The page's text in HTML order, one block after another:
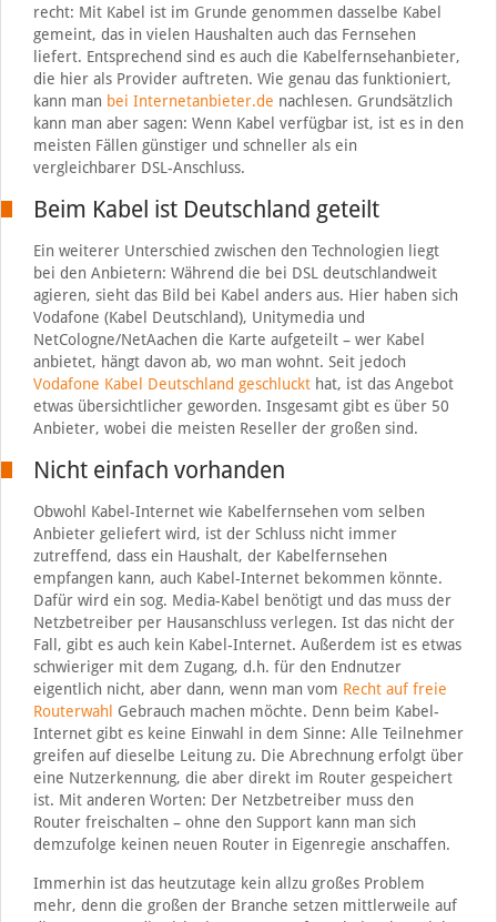
recht: Mit Kabel ist im Grunde genommen dasselbe Kabel
gemeint, das in vielen Haushalten auch das Fernsehen
liefert. Entsprechend sind es auch die Kabelfernsehanbieter,
die hier als Provider auftreten. Wie genau das funktioniert,
kann man bei Internetanbieter.de nachlesen. Grundsätzlich
kann man aber sagen: Wenn Kabel verfügbar ist, ist es in den
meisten Fällen günstiger und schneller als ein
vergleichbarer DSL-Anschluss.
Beim Kabel ist Deutschland geteilt
Ein weiterer Unterschied zwischen den Technologien liegt
bei den Anbietern: Während die bei DSL deutschlandweit
agieren, sieht das Bild bei Kabel anders aus. Hier haben sich
Vodafone (Kabel Deutschland), Unitymedia und
NetCologne/NetAachen die Karte aufgeteilt – wer Kabel
anbietet, hängt davon ab, wo man wohnt. Seit jedoch
Vodafone Kabel Deutschland geschluckthat, ist das Angebot
etwas übersichtlicher geworden. Insgesamt gibt es über 50
Anbieter, wobei die meisten Reseller der großen sind.
Nicht einfach vorhanden
Obwohl Kabel-Internet wie Kabelfernsehen vom selben
Anbieter geliefert wird, ist der Schluss nicht immer
zutreffend, dass ein Haushalt, der Kabelfernsehen
empfangen kann, auch Kabel-Internet bekommen könnte.
Dafür wird ein sog. Media-Kabel benötigt und das muss der
Netzbetreiber per Hausanschluss verlegen. Ist das nicht der
Fall, gibt es auch kein Kabel-Internet. Außerdem ist es etwas
schwieriger mit dem Zugang, d.h. für den Endnutzer
eigentlich nicht, aber dann, wenn man vom Recht auf freie
Routerwahl Gebrauch machen möchte. Denn beim Kabel-
Internet gibt es keine Einwahl in dem Sinne: Alle Teilnehmer
greifen auf dieselbe Leitung zu. Die Abrechnung erfolgt über
eine Nutzerkennung, die aber direkt im Router gespeichert
ist. Mit anderen Worten: Der Netzbetreiber muss den
Router freischalten – ohne den Support kann man sich
demzufolge keinen neuen Router in Eigenregie anschaffen.
Immerhin ist das heutzutage kein allzu großes Problem
mehr, denn die großen der Branche setzen mittlerweile auf